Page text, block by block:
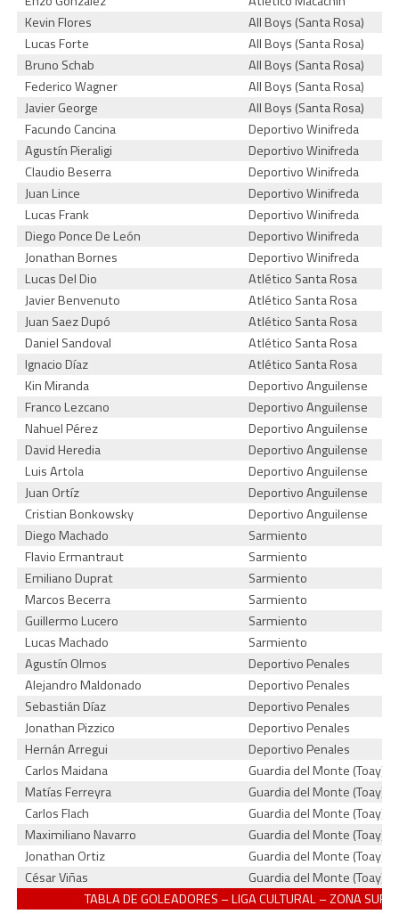
Kevin Flores
All Boys (Santa Rosa)
Lucas Forte
All Boys (Santa Rosa)
Bruno Schab
All Boys (Santa Rosa)
Federico Wagner
All Boys (Santa Rosa)
Javier George
All Boys (Santa Rosa)
Facundo Cancina
Deportivo Winifreda
Agustín Pieraligi
Deportivo Winifreda
Claudio Beserra
Deportivo Winifreda
Juan Lince
Deportivo Winifreda
Lucas Frank
Deportivo Winifreda
Diego Ponce De León
Deportivo Winifreda
Jonathan Bornes
Deportivo Winifreda
Lucas Del Dio
Atlético Santa Rosa
Javier Benvenuto
Atlético Santa Rosa
Juan Saez Dupó
Atlético Santa Rosa
Daniel Sandoval
Atlético Santa Rosa
Ignacio Díaz
Atlético Santa Rosa
Kin Miranda
Deportivo Anguilense
Franco Lezcano
Deportivo Anguilense
Nahuel Pérez
Deportivo Anguilense
David Heredia
Deportivo Anguilense
Luis Artola
Deportivo Anguilense
Juan Ortíz
Deportivo Anguilense
Cristian Bonkowsky
Deportivo Anguilense
Diego Machado
Sarmiento
Flavio Ermantraut
Sarmiento
Emiliano Duprat
Sarmiento
Marcos Becerra
Sarmiento
Guillermo Lucero
Sarmiento
Lucas Machado
Sarmiento
Agustín Olmos
Deportivo Penales
Alejandro Maldonado
Deportivo Penales
Sebastián Díaz
Deportivo Penales
Jonathan Pizzico
Deportivo Penales
Hernán Arregui
Deportivo Penales
Carlos Maidana
Guardia del Monte (Toay)
Matías Ferreyra
Guardia del Monte (Toay)
Carlos Flach
Guardia del Monte (Toay)
Maximiliano Navarro
Guardia del Monte (Toay)
Jonathan Ortiz
Guardia del Monte (Toay)
César Viñas
Guardia del Monte (Toay)
TABLA DE GOLEADORES – LIGA CULTURAL – ZONA SUR